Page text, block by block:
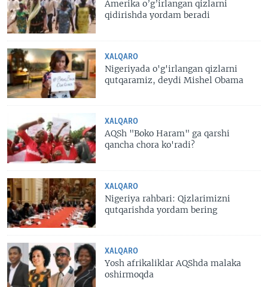
Amerika o’g’irlangan qizlarni
qidirishda yordam beradi
XALQARO
Nigeriyada o'g'irlangan qizlarni
qutqaramiz, deydi Mishel Obama
XALQARO
AQSh "Boko Haram" ga qarshi
qancha chora ko'radi?
XALQARO
Nigeriya rahbari: Qizlarimizni
qutqarishda yordam bering
XALQARO
Yosh afrikaliklar AQShda malaka
oshirmoqda